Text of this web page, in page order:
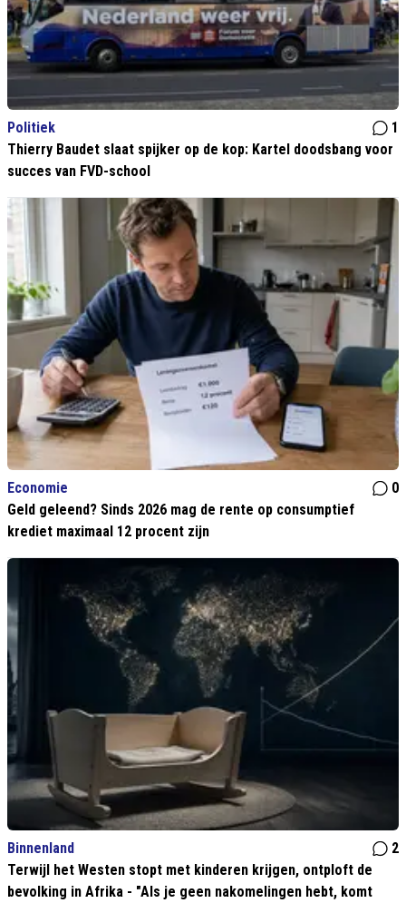
Politiek
1
Thierry Baudet slaat spijker op de kop: Kartel doodsbang voor
succes van FVD-school
Economie
0
Geld geleend? Sinds 2026 mag de rente op consumptief
krediet maximaal 12 procent zijn
Binnenland
2
Terwijl het Westen stopt met kinderen krijgen, ontploft de
bevolking in Afrika - "Als je geen nakomelingen hebt, komt